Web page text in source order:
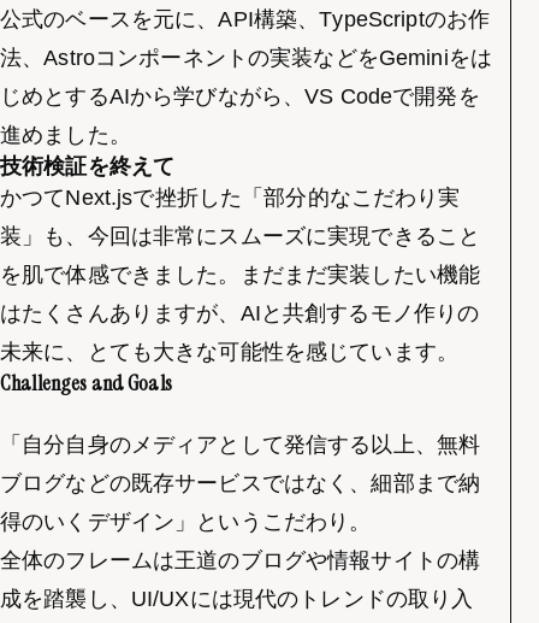
公式のベースを元に、API構築、TypeScriptのお作
法、Astroコンポーネントの実装などをGeminiをは
じめとするAIから学びながら、VS Codeで開発を
進めました。
技術検証を終えて
かつてNext.jsで挫折した「部分的なこだわり実
装」も、今回は非常にスムーズに実現できること
を肌で体感できました。まだまだ実装したい機能
はたくさんありますが、AIと共創するモノ作りの
未来に、とても大きな可能性を感じています。
Challenges and Goals
「自分自身のメディアとして発信する以上、無料
ブログなどの既存サービスではなく、細部まで納
得のいくデザイン」というこだわり。
全体のフレームは王道のブログや情報サイトの構
成を踏襲し、UI/UXには現代のトレンドの取り入